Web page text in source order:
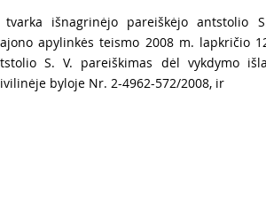
išnagrinėjo pareiškėjo antstolio
apylinkės teismo 2008 m. lapkričio
S. V. pareiškimas dėl vykdymo
byloje Nr. 2-4962-572/2008, ir